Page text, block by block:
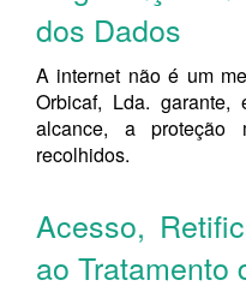
dos Dados
A internet não é um
Orbicaf, Lda.
alcance, a
recolhidos.
Acesso,
ao Tratamento